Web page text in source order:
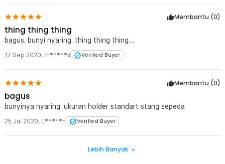
Membantu (0)
thing thing thing
bagus. bunyi nyaring. thing thing thing....
17 Sep 2020, m*****x Verified Buyer
Membantu (0)
bagus
bunyinya nyaring. ukuran holder standart stang sepeda
25 Jul 2020, E*****n Verified Buyer
Lebih Banyak